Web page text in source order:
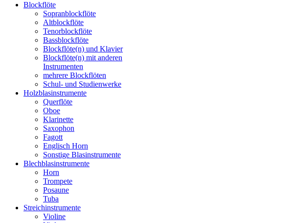
Blockflöte
Sopranblockflöte
Altblockflöte
Tenorblockflöte
Bassblockflöte
Blockflöte(n) und Klavier
Blockflöte(n) mit anderen
Instrumenten
mehrere Blockflöten
Schul- und Studienwerke
Holzblasinstrumente
Querflöte
Oboe
Klarinette
Saxophon
Fagott
Englisch Horn
Sonstige Blasinstrumente
Blechblasinstrumente
Horn
Trompete
Posaune
Tuba
Streichinstrumente
Violine